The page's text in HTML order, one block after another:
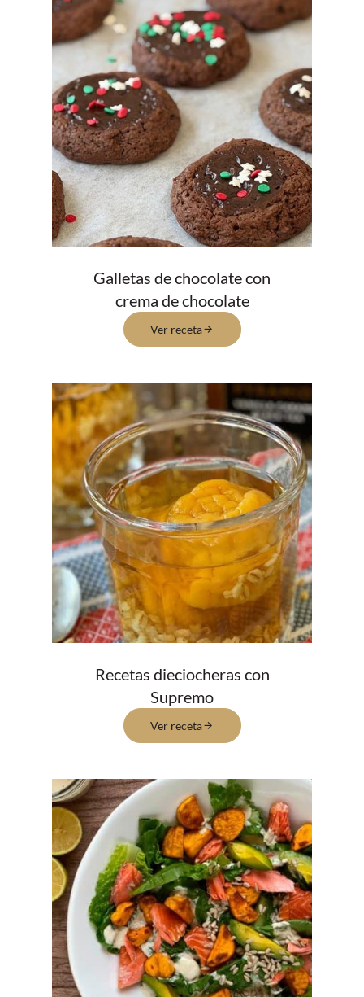
Galletas de chocolate con
crema de chocolate
Ver receta
Recetas dieciocheras con
Supremo
Ver receta